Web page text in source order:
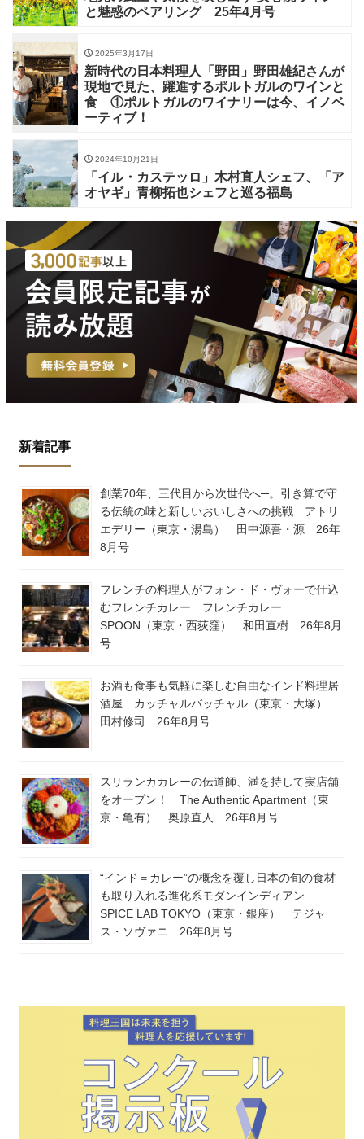
と魅惑のペアリング 25年4月号
2025年3月17日
新時代の日本料理人「野田」野田雄紀さんが
現地で見た、躍進するポルトガルのワインと
食 ①ポルトガルのワイナリーは今、イノベ
ーティブ！
2024年10月21日
「イル・カステッロ」木村直人シェフ、「ア
オヤギ」青柳拓也シェフと巡る福島
新着記事
創業70年、三代目から次世代へ─。引き算で守
る伝統の味と新しいおいしさへの挑戦 アトリ
エデリー（東京・湯島） 田中源吾・源 26年
8月号
フレンチの料理人がフォン・ド・ヴォーで仕込
むフレンチカレー フレンチカレー
SPOON（東京・西荻窪） 和田直樹 26年8月
号
お酒も食事も気軽に楽しむ自由なインド料理居
酒屋 カッチャルバッチャル（東京・大塚）
田村修司 26年8月号
スリランカカレーの伝道師、満を持して実店舗
をオープン！ The Authentic Apartment（東
京・亀有） 奥原直人 26年8月号
“インド＝カレー”の概念を覆し日本の旬の食材
も取り入れる進化系モダンインディアン
SPICE LAB TOKYO（東京・銀座） テジャ
ス・ソヴァニ 26年8月号